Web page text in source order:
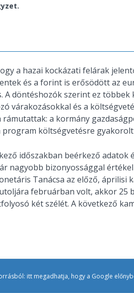
a hazai kockázati felárak
és a forint is erősödött az
döntéshozók szerint ez többek
várakozásokkal és a
a kormány
költségvetésre gyakorolt
időszakban beérkező adatok
nagyobb bizonyossággal
Tanácsa az előző, áprilisi
februárban volt, akkor 25
két szélét. A következő
itt megadhatja, hogy a Google